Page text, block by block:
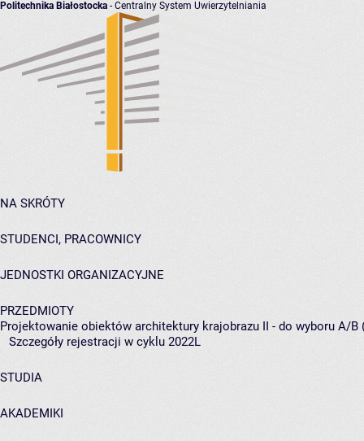
Politechnika Białostocka - Centralny System Uwierzytelniania
NA SKRÓTY
STUDENCI, PRACOWNICY
JEDNOSTKI ORGANIZACYJNE
PRZEDMIOTY
Projektowanie obiektów architektury krajobrazu II - do wyboru A/B
Szczegóły rejestracji w cyklu 2022L
STUDIA
AKADEMIKI